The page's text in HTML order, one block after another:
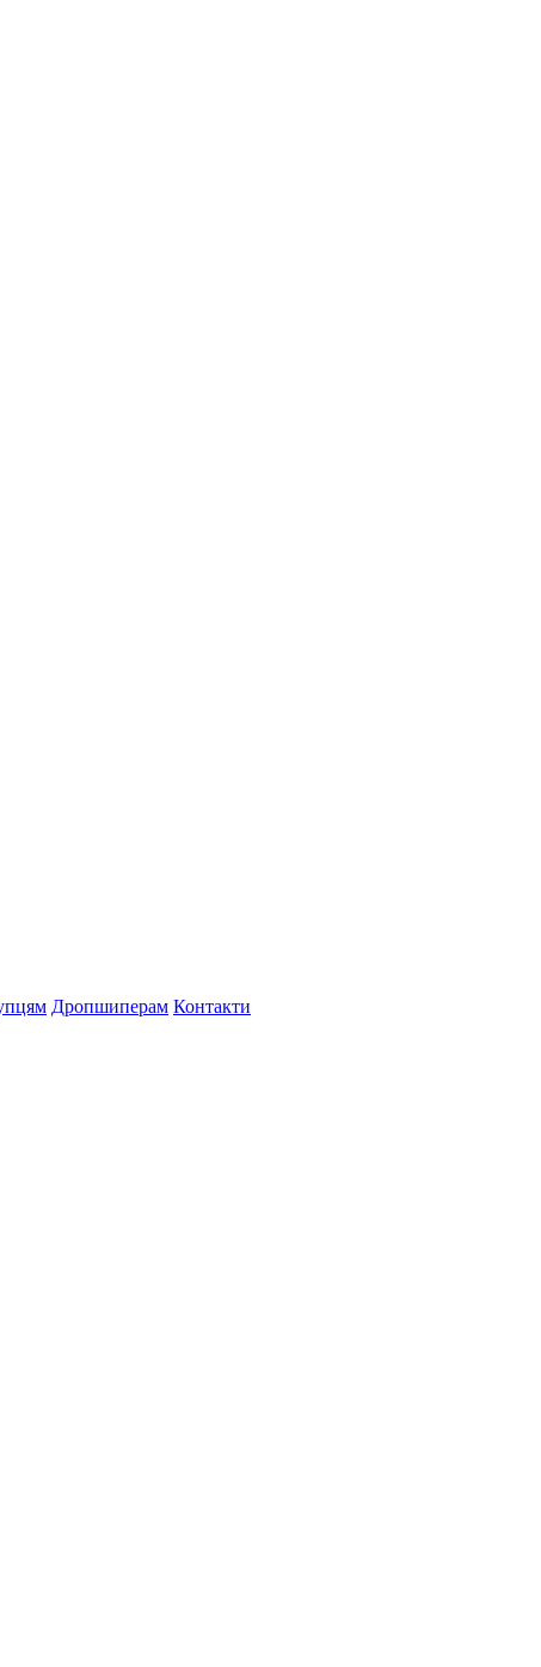
Дропшиперам Контакти